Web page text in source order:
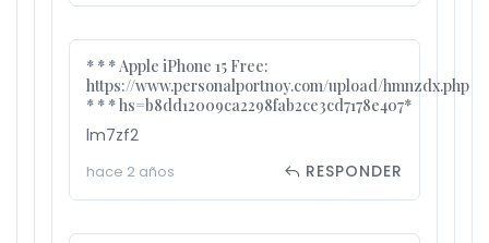
* * * Apple iPhone 15 Free:
https://www.personalportnoy.com/upload/hmnzdx.php
* * * hs=b8dd12009ca2298fab2ce3cd7178e407*
lm7zf2
hace 2 años RESPONDER